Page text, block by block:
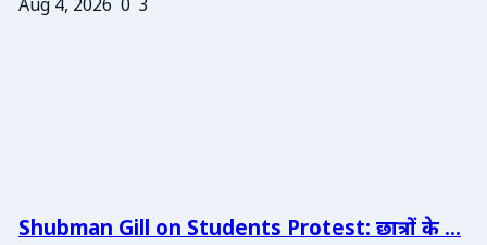
Aug 4, 2026 0 3
Shubman Gill on Students Protest: छात्रों के ...